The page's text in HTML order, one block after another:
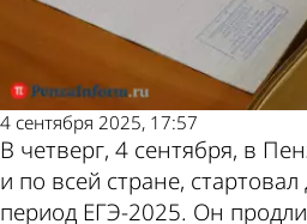
4 сентября 2025, 17:57
В четверг, 4 сентября, в
и по всей стране,
период ЕГЭ-2025. Он